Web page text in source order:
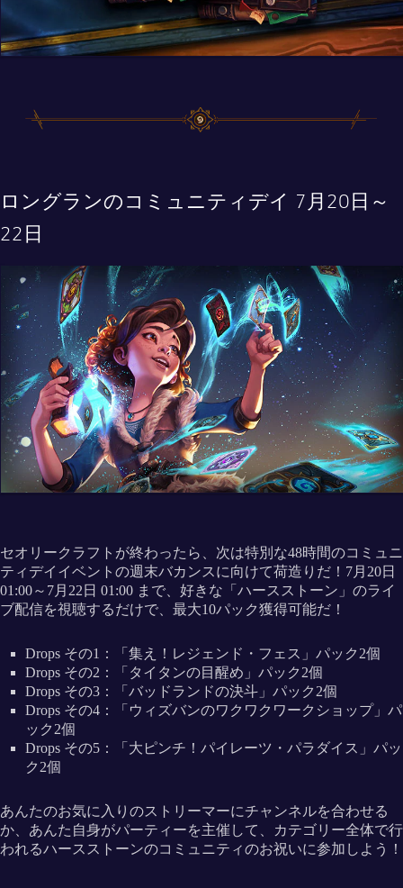
ロングランのコミュニティデイ 7月20日～
22日
セオリークラフトが終わったら、次は特別な48時間のコミュニ
ティデイイベントの週末バカンスに向けて荷造りだ！7月20日
01:00～7月22日 01:00 まで、好きな「ハースストーン」のライ
ブ配信を視聴するだけで、最大10パック獲得可能だ！
Drops その1：「集え！レジェンド・フェス」パック2個
Drops その2：「タイタンの目醒め」パック2個
Drops その3：「バッドランドの決斗」パック2個
Drops その4：「ウィズバンのワクワクワークショップ」パ
ック2個
Drops その5：「大ピンチ！パイレーツ・パラダイス」パッ
ク2個
あんたのお気に入りのストリーマーにチャンネルを合わせる
か、あんた自身がパーティーを主催して、カテゴリー全体で行
われるハースストーンのコミュニティのお祝いに参加しよう！